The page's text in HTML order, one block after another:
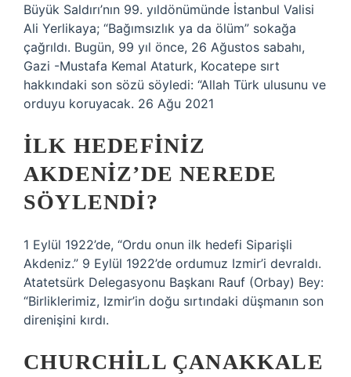
Büyük Saldırı’nın 99. yıldönümünde İstanbul Valisi
Ali Yerlikaya; “Bağımsızlık ya da ölüm” sokağa
çağrıldı. Bugün, 99 yıl önce, 26 Ağustos sabahı,
Gazi -Mustafa Kemal Ataturk, Kocatepe sırt
hakkındaki son sözü söyledi: “Allah Türk ulusunu ve
orduyu koruyacak. 26 Ağu 2021
İLK HEDEFINIZ
AKDENIZ’DE NEREDE
SÖYLENDI?
1 Eylül 1922’de, “Ordu onun ilk hedefi Siparişli
Akdeniz.” 9 Eylül 1922’de ordumuz Izmir’i devraldı.
Atatetsürk Delegasyonu Başkanı Rauf (Orbay) Bey:
“Birliklerimiz, Izmir’in doğu sırtındaki düşmanın son
direnişini kırdı.
CHURCHILL ÇANAKKALE